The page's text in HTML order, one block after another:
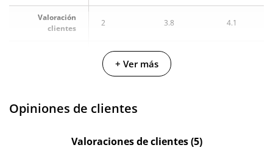
Valoración
clientes
2 3.8 4.1
Intoyou Diversual
Negro Negro
Materiales Silicona
+ Ver más
Opiniones de clientes
Valoraciones de clientes (5)